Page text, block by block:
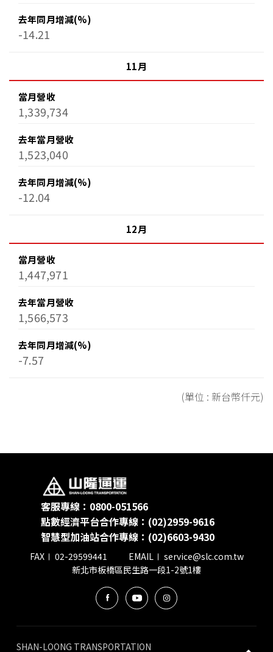
去年同月增減(%)
-14.21
11月
當月營收
1,339,734
去年當月營收
1,523,040
去年同月增減(%)
-12.04
12月
當月營收
1,447,971
去年當月營收
1,566,573
去年同月增減(%)
-7.57
(單位 : 新台幣仟元)
客服專線：0800-051566
點數經濟平台合作專線：(02)2959-9616
智慧型加油站合作專線：(02)6603-9430
FAX 02-29599441 EMAIL
service@slc.com.tw
新北市板橋區民生路一段1-2號1樓
SHAN-LOONG TRANSPORTATION